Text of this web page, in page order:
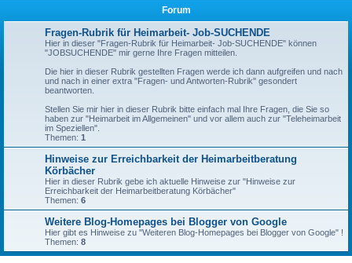
Forum
Fragen-Rubrik für Heimarbeit- Job-SUCHENDE
Hier in dieser "Fragen-Rubrik für Heimarbeit- Job-SUCHENDE" können
"JOBSUCHENDE" mir gerne Ihre Fragen mitteilen.
Die hier in dieser Rubrik gestellten Fragen werde ich dann aufgreifen und nach
und nach in einer extra "Fragen- und Antworten-Rubrik" gesondert
beantworten.
Stellen Sie mir hier in dieser Rubrik bitte einfach mal Ihre Fragen, die Sie so
haben zur "Heimarbeit im Allgemeinen" und vor allem auch zur "Teleheimarbeit
im Speziellen".
Themen: 1
Hinweise zur Erreichbarkeit der Heimarbeitberatung
Körbächer
Hier in dieser Rubrik gebe ich aktuelle Hinweise zur "Hinweise zur
Erreichbarkeit der Heimarbeitberatung Körbächer"
Themen: 6
Weitere Blog-Homepages bei Blogger von Google
Hier gibt es Hinweise zu "Weiteren Blog-Homepages bei Blogger von Google" !
Themen: 8